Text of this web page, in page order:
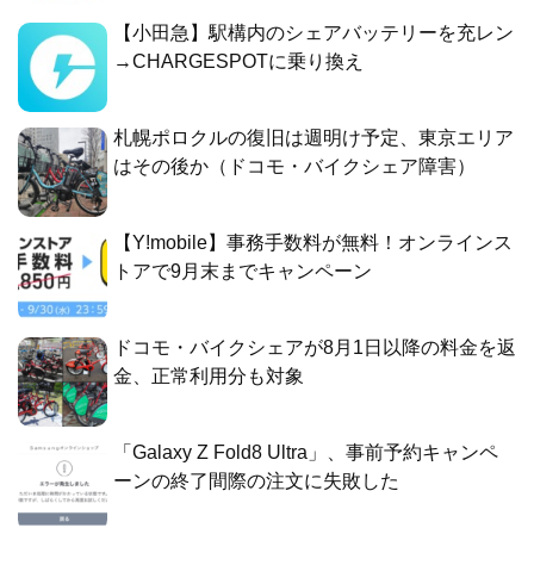
【小田急】駅構内のシェアバッテリーを充レン
→CHARGESPOTに乗り換え
札幌ポロクルの復旧は週明け予定、東京エリア
はその後か（ドコモ・バイクシェア障害）
【Y!mobile】事務手数料が無料！オンラインス
トアで9月末までキャンペーン
ドコモ・バイクシェアが8月1日以降の料金を返
金、正常利用分も対象
「Galaxy Z Fold8 Ultra」、事前予約キャンペ
ーンの終了間際の注文に失敗した